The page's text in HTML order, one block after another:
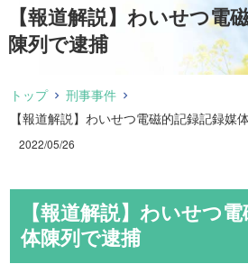
【報道解説】わいせつ電
陳列で逮捕
トップ
刑事事件
【報道解説】わいせつ電磁的記録記録媒
2022/05/26
【報道解説】わいせつ
体陳列で逮捕